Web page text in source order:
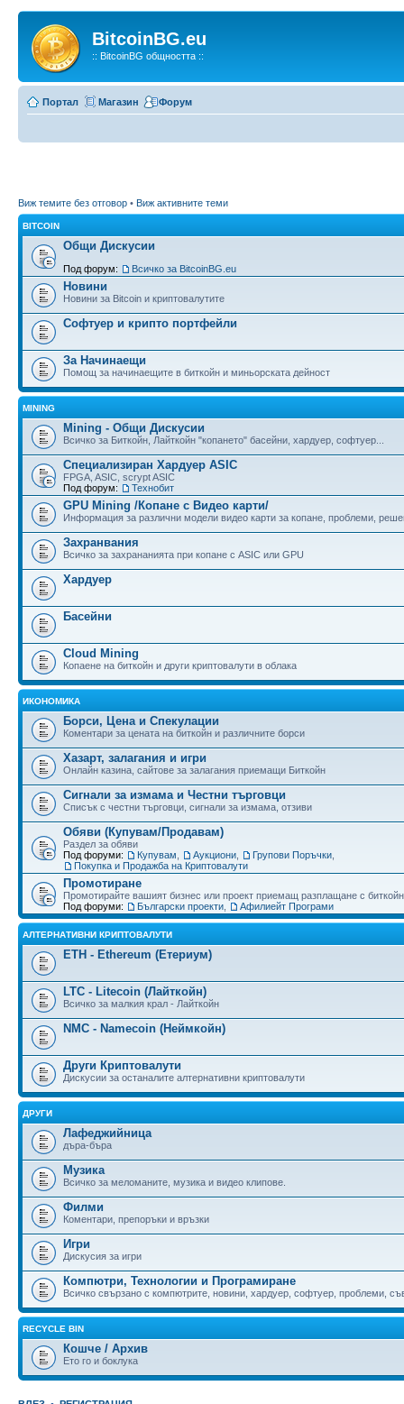
BitcoinBG.eu
:: BitcoinBG общността ::
Портал Магазин Форум
Виж темите без отговор • Виж активните теми
BITCOIN
Общи Дискусии
Под форум: Всичко за BitcoinBG.eu
Новини
Новини за Bitcoin и криптовалутите
Софтуер и крипто портфейли
За Начинаещи
Помощ за начинаещите в биткойн и миньорската дейност
MINING
Mining - Общи Дискусии
Всичко за Биткойн, Лайткойн "копането" басейни, хардуер, софтуер...
Специализиран Хардуер ASIC
FPGA, ASIC, scrypt ASIC
Под форум:
Технобит
GPU Mining /Копане с Видео карти/
Информация за различни модели видео карти за копане, проблеми,
Захранвания
Всичко за захрананията при копане с ASIC или GPU
Хардуер
Басейни
Cloud Mining
Копаене на биткойн и други криптовалути в облака
ИКОНОМИКА
Борси, Цена и Спекулации
Коментари за цената на биткойн и различните борси
Хазарт, залагания и игри
Онлайн казина, сайтове за залагания приемащи Биткойн
Сигнали за измама и Честни търговци
Списък с честни търговци, сигнали за измама, отзиви
Обяви (Купувам/Продавам)
Раздел за обяви
Под форуми:
Купувам Аукциони Групови Поръчки
Покупка и Продажба на Криптовалути
Промотиране
Промотирайте вашият бизнес или проект приемащ разплащане с биткойн
Под форуми:
Български проекти Афилиейт Програми
АЛТЕРНАТИВНИ КРИПТОВАЛУТИ
ETH - Ethereum (Етериум)
LTC - Litecoin (Лайткойн)
Всичко за малкия крал - Лайткойн
NMC - Namecoin (Неймкойн)
Други Криптовалути
Дискусии за останалите алтернативни криптовалути
ДРУГИ
Лафеджийница
дъра-бъра
Музика
Всичко за меломаните, музика и видео клипове.
Филми
Коментари, препоръки и връзки
Игри
Дискусия за игри
Компютри, Технологии и Програмиране
Всичко свързано с компютрите, новини, хардуер, софтуер, проблеми,
RECYCLE BIN
Кошче / Архив
Ето го и боклука